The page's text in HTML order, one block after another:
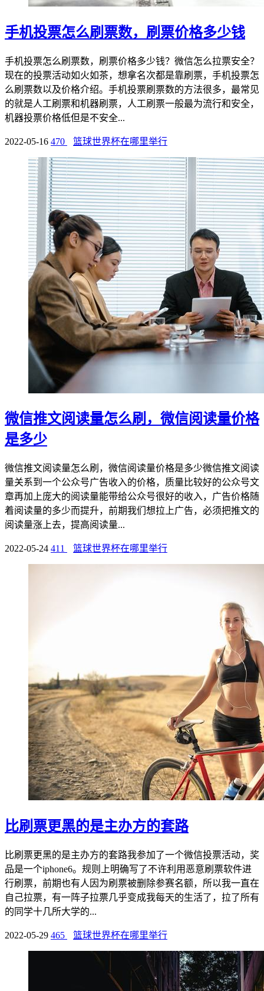
手机投票怎么刷票数，刷票价格多少钱
手机投票怎么刷票数，刷票价格多少钱？微信怎么拉票安全？
现在的投票活动如火如茶，想拿名次都是靠刷票，手机投票怎
么刷票数以及价格介绍。手机投票刷票数的方法很多，最常见
的就是人工刷票和机器刷票，人工刷票一般最为流行和安全，
机器投票价格低但是不安全...
2022-05-16 470 篮球世界杯在哪里举行
微信推文阅读量怎么刷，微信阅读量价格
是多少
微信推文阅读量怎么刷，微信阅读量价格是多少微信推文阅读
量关系到一个公众号广告收入的价格，质量比较好的公众号文
章再加上庞大的阅读量能带给公众号很好的收入，广告价格随
着阅读量的多少而提升，前期我们想拉上广告，必须把推文的
阅读量涨上去，提高阅读量...
2022-05-24 411 篮球世界杯在哪里举行
比刷票更黑的是主办方的套路
比刷票更黑的是主办方的套路我参加了一个微信投票活动，奖
品是一个iphone6。规则上明确写了不许利用恶意刷票软件进
行刷票，前期也有人因为刷票被删除参赛名额，所以我一直在
自己拉票，有一阵子拉票几乎变成我每天的生活了，拉了所有
的同学十几所大学的...
2022-05-29 465 篮球世界杯在哪里举行